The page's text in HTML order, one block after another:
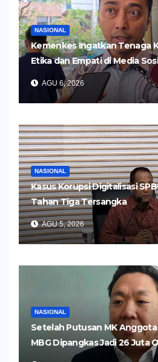
NASIONAL
Kemenkes Ingatkan Tenaga
Etika dan Empati di Media
AGU 6, 2026
NASIONAL
Kasus Korupsi Digitalisasi
Tahan Tiga Tersangka
AGU 5, 2026
NASIONAL
Setelah Putusan MK Anggota
MBG Dipangkas Jadi 26 Juta